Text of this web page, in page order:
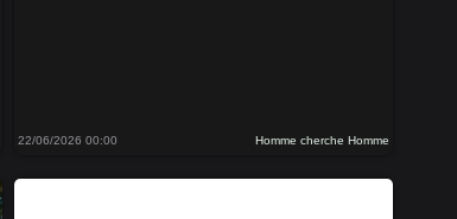
22/06/2026 00:00 Homme cherche Homme